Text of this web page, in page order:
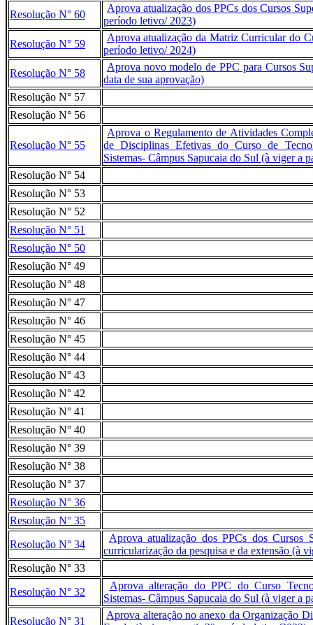
Resolução N° 60
Aprova atualização dos PPCs dos Cursos
período letivo/ 2023)
Resolução N° 59
Aprova atualização da Matriz Curricular do
período letivo/ 2024)
Resolução N° 58
Aprova novo modelo de PPC para Cursos
data de sua aprovação)
Resolução N° 57
Resolução N° 56
Resolução N° 55
Aprova o Regulamento de Atividades
de Disciplinas Efetivas do Curso de
Sistemas- Câmpus Sapucaia do Sul (à viger a
Resolução N° 54
Resolução N° 53
Resolução N° 52
Resolução N° 51
Resolução N° 50
Resolução N° 49
Resolução N° 48
Resolução N° 47
Resolução N° 46
Resolução N° 45
Resolução N° 44
Resolução N° 43
Resolução N° 42
Resolução N° 41
Resolução N° 40
Resolução N° 39
Resolução N° 38
Resolução N° 37
Resolução N° 36
Resolução N° 35
Resolução N° 34
Aprova atualização dos PPCs dos Cursos
curricularização da pesquisa e da extensão (à
Resolução N° 33
Resolução N° 32
Aprova alteração do PPC do Curso
Sistemas- Câmpus Sapucaia do Sul (à viger a
Resolução N° 31
Aprova alteração no anexo da Organização